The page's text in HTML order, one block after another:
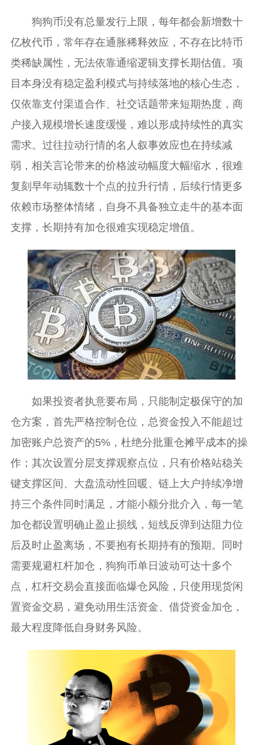
狗狗币没有总量发行上限，每年都会新增数十
亿枚代币，常年存在通胀稀释效应，不存在比特币
类稀缺属性，无法依靠通缩逻辑支撑长期估值。项
目本身没有稳定盈利模式与持续落地的核心生态，
仅依靠支付渠道合作、社交话题带来短期热度，商
户接入规模增长速度缓慢，难以形成持续性的真实
需求。过往拉动行情的名人叙事效应也在持续减
弱，相关言论带来的价格波动幅度大幅缩水，很难
复刻早年动辄数十个点的拉升行情，后续行情更多
依赖市场整体情绪，自身不具备独立走牛的基本面
支撑，长期持有加仓很难实现稳定增值。
如果投资者执意要布局，只能制定极保守的加
仓方案，首先严格控制仓位，总资金投入不能超过
加密账户总资产的5%，杜绝分批重仓摊平成本的操
作；其次设置分层支撑观察点位，只有价格站稳关
键支撑区间、大盘流动性回暖、链上大户持续净增
持三个条件同时满足，才能小额分批介入，每一笔
加仓都设置明确止盈止损线，短线反弹到达阻力位
后及时止盈离场，不要抱有长期持有的预期。同时
需要规避杠杆加仓，狗狗币单日波动可达十多个
点，杠杆交易会直接面临爆仓风险，只使用现货闲
置资金交易，避免动用生活资金、借贷资金加仓，
最大程度降低自身财务风险。